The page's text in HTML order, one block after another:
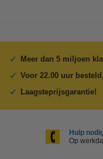
Meer dan 5 miljoen
Voor 22.00 uur
Laagsteprijsgarantie!
Hulp
Op